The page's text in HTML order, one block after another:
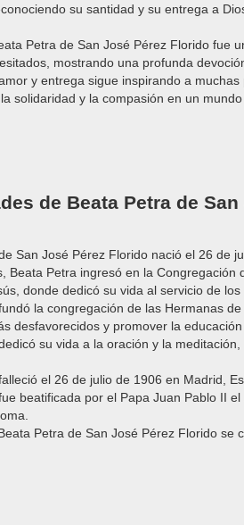
su santidad y su entrega a
Petra de San José Pérez Florido fue
mostrando una profunda
y entrega sigue inspirando a
solidaridad y la compasión en un
de Beata Petra de
San José Pérez Florido nació el 26 de
Beata Petra ingresó en la
donde dedicó su vida al servicio de
la congregación de las Hermanas
desfavorecidos y promover la
su vida a la oración y la
el 26 de julio de 1906 en Madrid,
beatificada por el Papa Juan Pablo II
Petra de San José Pérez Florido se